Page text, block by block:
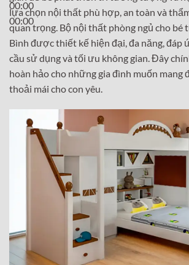
00:00
00:00
lựa chọn nội thất phù hợp, an toàn và
quan trọng. Bộ nội thất phòng ngủ cho bé
Bình được thiết kế hiện đại, đa năng, đáp
cầu sử dụng và tối ưu không gian. Đây
hoàn hảo cho những gia đình muốn mang
thoải mái cho con yêu.